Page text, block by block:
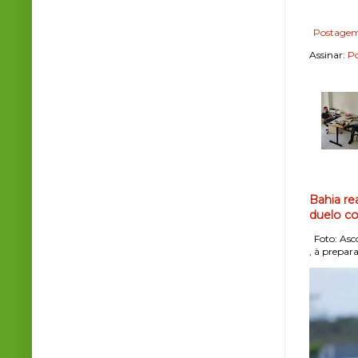
Assinar:
Bahia
duelo
Foto:
, à